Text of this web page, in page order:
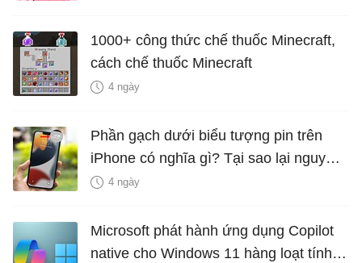
1000+ công thức chế thuốc Minecraft,
cách chế thuốc Minecraft
4 ngày
Phần gạch dưới biểu tượng pin trên
iPhone có nghĩa gì? Tại sao lại nguy
hiểm?
4 ngày
Microsoft phát hành ứng dụng Copilot
native cho Windows 11 hàng loạt tính